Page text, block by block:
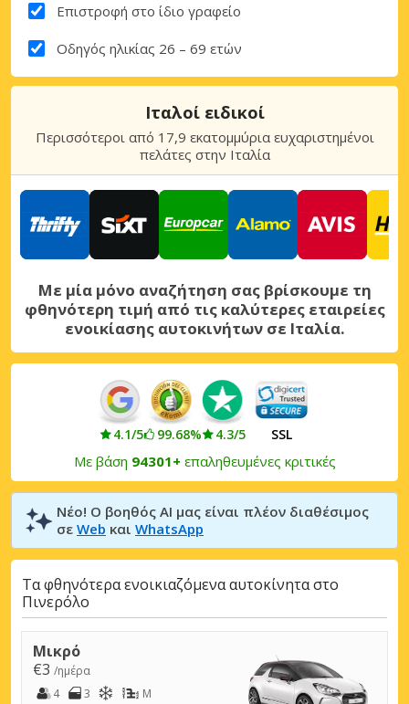
Επιστροφή στο ίδιο γραφείο
Οδηγός ηλικίας 26 – 69 ετών
Ιταλοί ειδικοί
Περισσότεροι από 17,9 εκατομμύρια ευχαριστημένοι
πελάτες στην Ιταλία
Με μία μόνο αναζήτηση σας βρίσκουμε τη
φθηνότερη τιμή από τις καλύτερες εταιρείες
ενοικίασης αυτοκινήτων σε Ιταλία.
4.1/5 99.68% 4.3/5 SSL
Με βάση 94301+ επαληθευμένες κριτικές
Νέο! Ο βοηθός AI μας είναι πλέον διαθέσιμος
σε Web και WhatsApp
Τα φθηνότερα ενοικιαζόμενα αυτοκίνητα στο
Πινερόλο
Μικρό
€3 /ημέρα
4
3 M